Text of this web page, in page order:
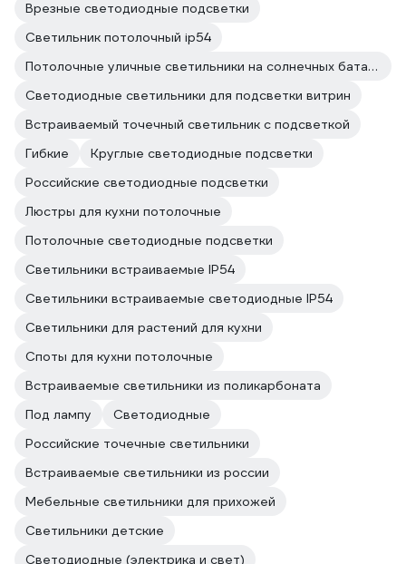
Врезные светодиодные подсветки
Cветильник потолочный ip54
Потолочные уличные светильники на солнечных батареях
Светодиодные светильники для подсветки витрин
Встраиваемый точечный светильник с подсветкой
Гибкие
Круглые светодиодные подсветки
Российские светодиодные подсветки
Люстры для кухни потолочные
Потолочные светодиодные подсветки
Светильники встраиваемые IP54
Светильники встраиваемые светодиодные IP54
Светильники для растений для кухни
Споты для кухни потолочные
Встраиваемые светильники из поликарбоната
Под лампу
Светодиодные
Российские точечные светильники
Встраиваемые светильники из россии
Мебельные светильники для прихожей
Светильники детские
Светодиодные (электрика и свет)